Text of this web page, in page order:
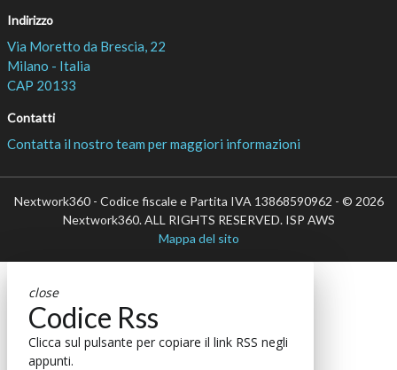
Indirizzo
Via Moretto da Brescia, 22
Milano - Italia
CAP 20133
Contatti
Contatta il nostro team per maggiori informazioni
Nextwork360 - Codice fiscale e Partita IVA 13868590962 - © 2026
Nextwork360. ALL RIGHTS RESERVED. ISP AWS
Mappa del sito
close
Codice Rss
Clicca sul pulsante per copiare il link RSS negli
appunti.